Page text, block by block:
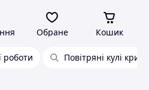
Обране Кошик
роботи Повітряні кулі